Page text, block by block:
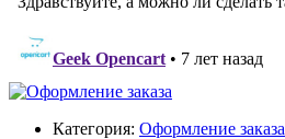
Категория: Оформление заказа